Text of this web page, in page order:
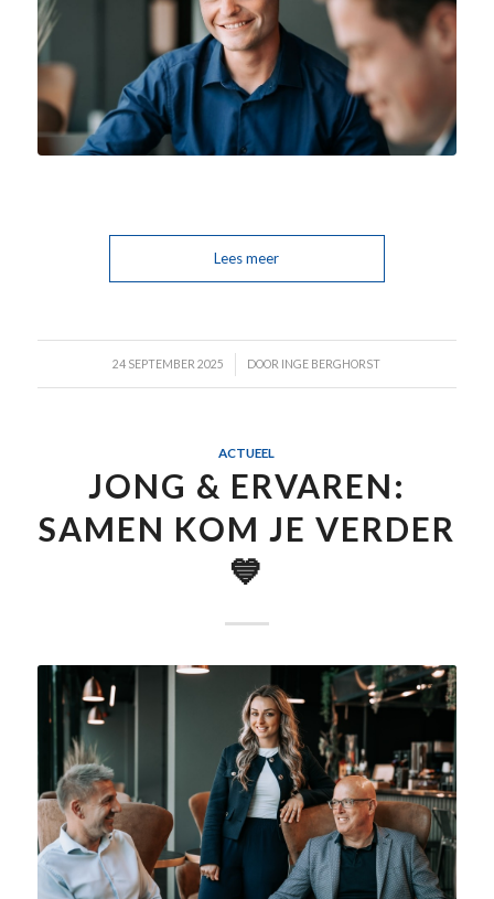
Lees meer
24 SEPTEMBER 2025
/ DOOR INGE BERGHORST
ACTUEEL
JONG & ERVAREN:
SAMEN KOM JE VERDER
💙